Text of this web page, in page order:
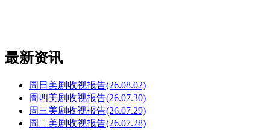
最新资讯
周日美剧收视报告(26.08.02)
周四美剧收视报告(26.07.30)
周三美剧收视报告(26.07.29)
周二美剧收视报告(26.07.28)